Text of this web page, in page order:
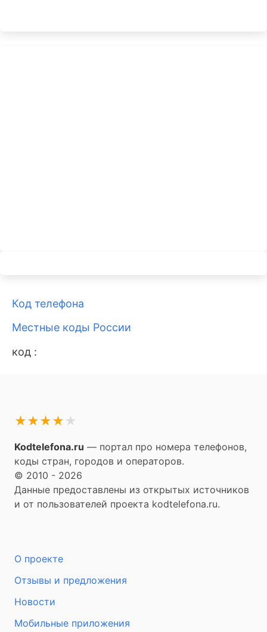
Код телефона
Местные коды России
код :
★
★
★
★
★
Kodtelefona.ru — портал про номера телефонов,
коды стран, городов и операторов.
© 2010 - 2026
Данные предоставлены из открытых источников
и от пользователей проекта kodtelefona.ru.
О проекте
Отзывы и предложения
Новости
Мобильные приложения